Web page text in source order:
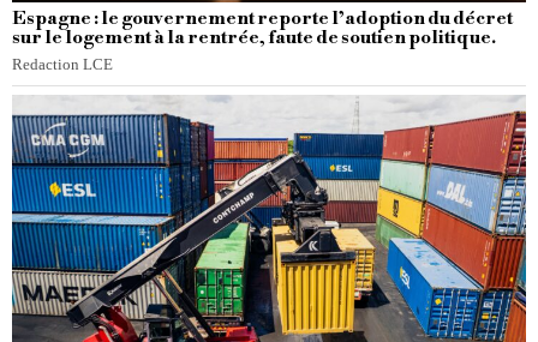
Espagne : le gouvernement reporte l’adoption du décret
sur le logement à la rentrée, faute de soutien politique.
Redaction LCE